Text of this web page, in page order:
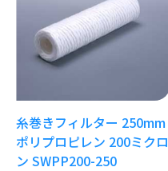
糸巻きフィルター 250mm
ポリプロピレン 200ミクロ
ン SWPP200-250